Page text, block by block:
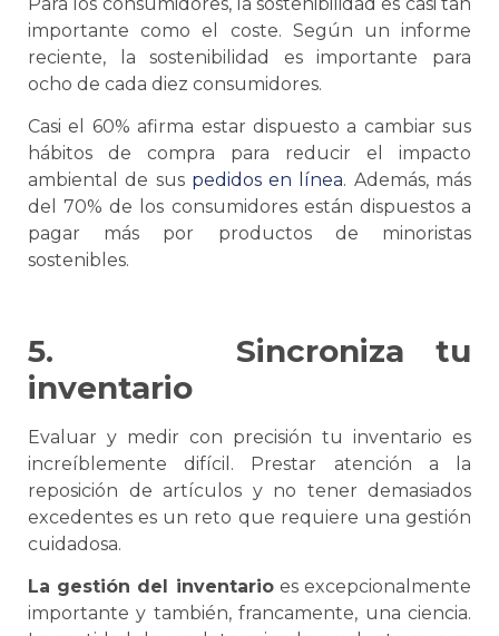
importante como el coste. Según un informe
reciente, la sostenibilidad es importante para
ocho de cada diez consumidores.
Casi el 60% afirma estar dispuesto a cambiar sus
hábitos de compra para reducir el impacto
ambiental de sus pedidos en línea. Además, más
del 70% de los consumidores están dispuestos a
pagar más por productos de minoristas
sostenibles.
5.
Sincroniza tu
inventario
Evaluar y medir con precisión tu inventario es
increíblemente difícil. Prestar atención a la
reposición de artículos y no tener demasiados
excedentes es un reto que requiere una gestión
cuidadosa.
La gestión del inventarioes excepcionalmente
importante y también, francamente, una ciencia.